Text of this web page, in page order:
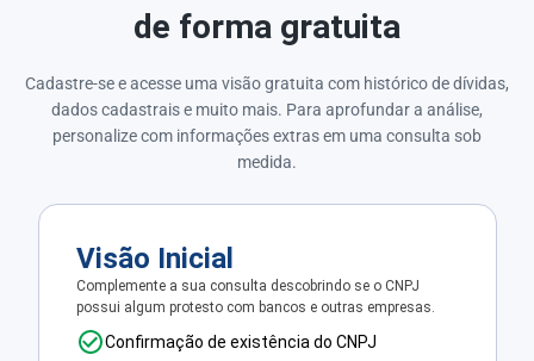
de forma gratuita
Cadastre-se e acesse uma visão gratuita com histórico de dívidas,
dados cadastrais e muito mais. Para aprofundar a análise,
personalize com informações extras em uma consulta sob
medida.
Visão Inicial
Complemente a sua consulta descobrindo se o CNPJ
possui algum protesto com bancos e outras empresas.
Confirmação de existência do CNPJ